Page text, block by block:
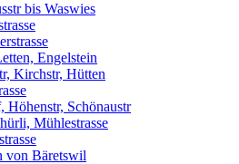
bis Waswies
Engelstein
Kirchstr, Hütten
Höhenstr, Schönaustr
Mühlestrasse
von Bäretswil